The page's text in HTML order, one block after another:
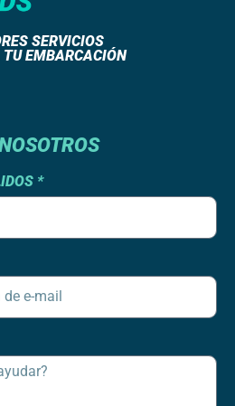
SERVICIOS
EMBARCACIÓN
*